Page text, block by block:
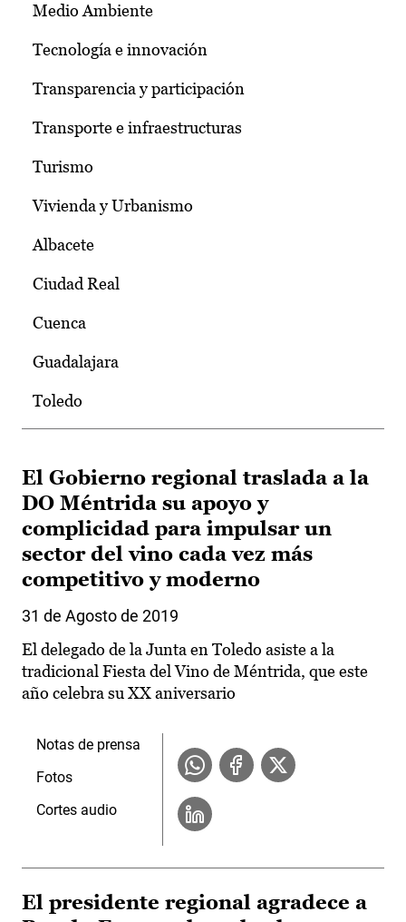
Medio Ambiente
Tecnología e innovación
Transparencia y participación
Transporte e infraestructuras
Turismo
Vivienda y Urbanismo
Albacete
Ciudad Real
Cuenca
Guadalajara
Toledo
El Gobierno regional traslada a la
DO Méntrida su apoyo y
complicidad para impulsar un
sector del vino cada vez más
competitivo y moderno
31 de Agosto de 2019
El delegado de la Junta en Toledo asiste a la
tradicional Fiesta del Vino de Méntrida, que este
año celebra su XX aniversario
Notas de prensa
Fotos
Cortes audio
El presidente regional agradece a